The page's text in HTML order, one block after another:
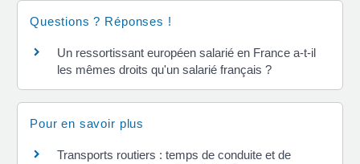
Questions ? Réponses !
Un ressortissant européen salarié en France a-t-il
les mêmes droits qu'un salarié français ?
Pour en savoir plus
Transports routiers : temps de conduite et de